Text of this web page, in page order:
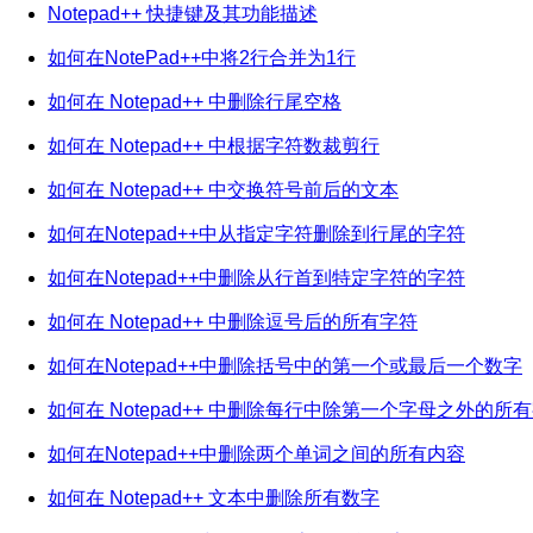
Notepad++ 快捷键及其功能描述
如何在NotePad++中将2行合并为1行
如何在 Notepad++ 中删除行尾空格
如何在 Notepad++ 中根据字符数裁剪行
如何在 Notepad++ 中交换符号前后的文本
如何在Notepad++中从指定字符删除到行尾的字符
如何在Notepad++中删除从行首到特定字符的字符
如何在 Notepad++ 中删除逗号后的所有字符
如何在Notepad++中删除括号中的第一个或最后一个数字
如何在 Notepad++ 中删除每行中除第一个字母之外的所
如何在Notepad++中删除两个单词之间的所有内容
如何在 Notepad++ 文本中删除所有数字